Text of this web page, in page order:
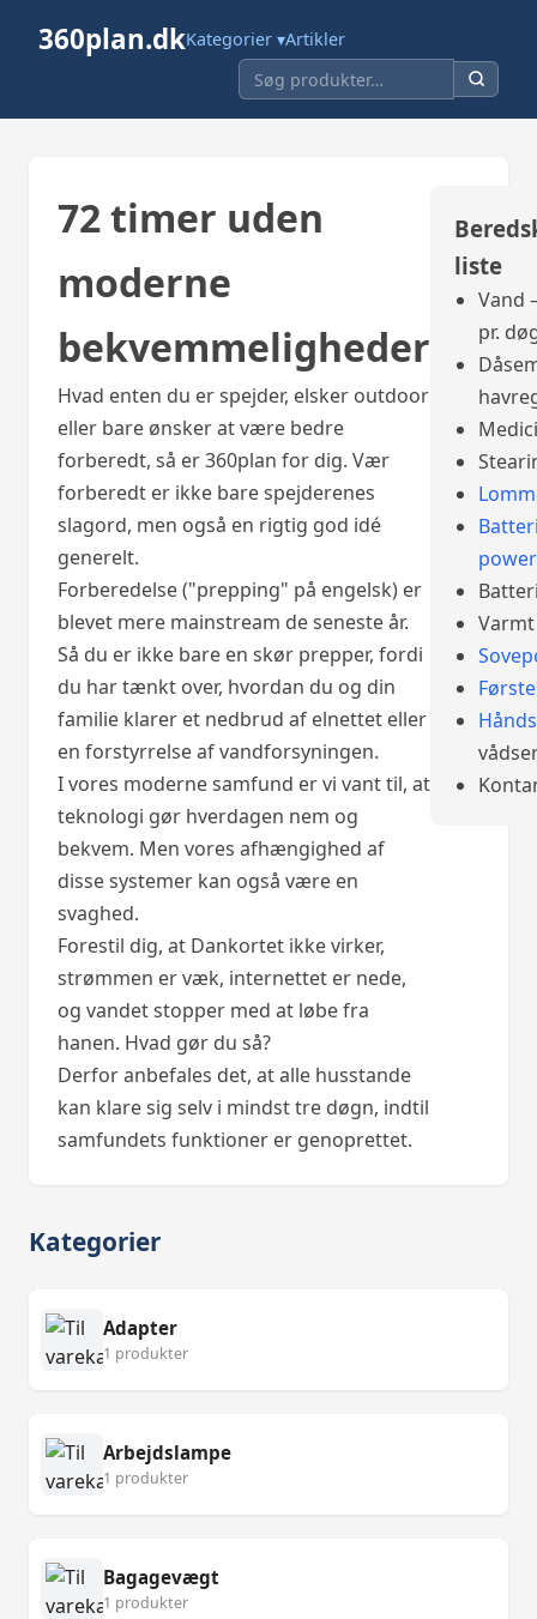
360plan.dkKategorier ▾Artikler
72 timer uden
moderne
bekvemmeligheder
Hvad enten du er spejder, elsker outdoor
eller bare ønsker at være bedre
forberedt, så er 360plan for dig. Vær
forberedt er ikke bare spejderenes
slagord, men også en rigtig god idé
generelt.
Forberedelse ("prepping" på engelsk) er
blevet mere mainstream de seneste år.
Så du er ikke bare en skør prepper, fordi
du har tænkt over, hvordan du og din
familie klarer et nedbrud af elnettet eller
en forstyrrelse af vandforsyningen.
I vores moderne samfund er vi vant til, at
teknologi gør hverdagen nem og
bekvem. Men vores afhængighed af
disse systemer kan også være en
svaghed.
Forestil dig, at Dankortet ikke virker,
strømmen er væk, internettet er nede,
og vandet stopper med at løbe fra
hanen. Hvad gør du så?
Derfor anbefales det, at alle husstande
kan klare sig selv i mindst tre døgn, indtil
samfundets funktioner er genoprettet.
liste
Vand
pr.
Kategorier
Adapter
1 produkter
Arbejdslampe
1 produkter
Bagagevægt
1 produkter